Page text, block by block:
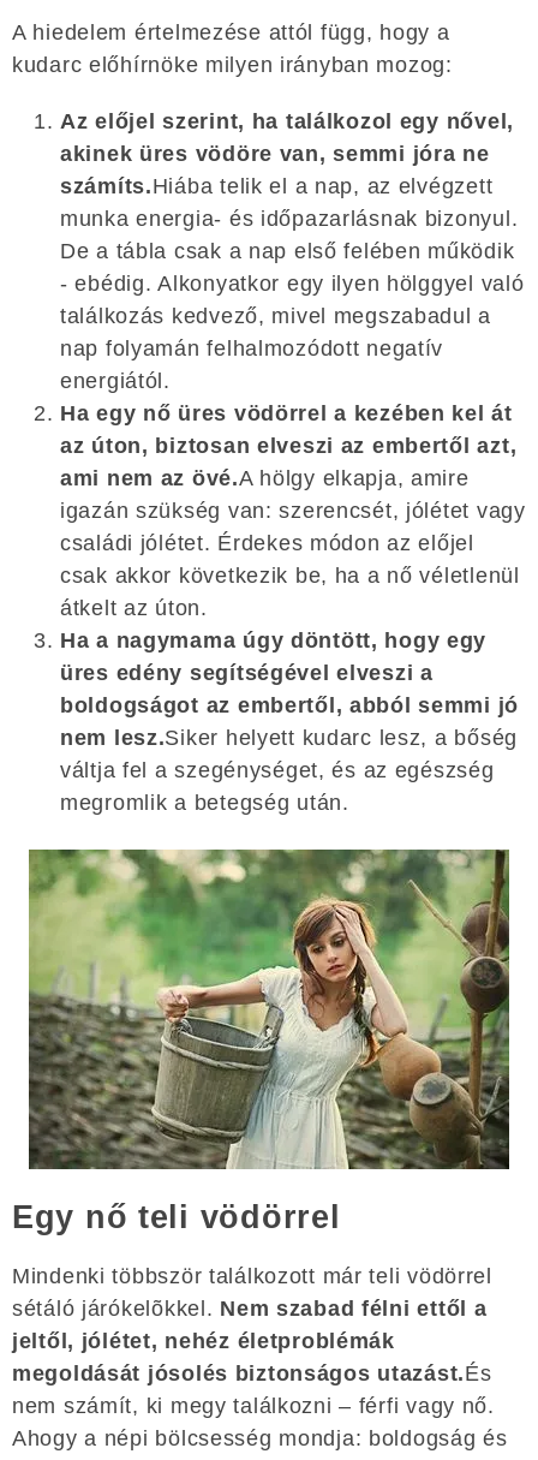
A hiedelem értelmezése attól függ, hogy a
kudarc előhírnöke milyen irányban mozog:
Az előjel szerint, ha találkozol egy nővel,
akinek üres vödöre van, semmi jóra ne
számíts.Hiába telik el a nap, az elvégzett
munka energia- és időpazarlásnak bizonyul.
De a tábla csak a nap első felében működik
- ebédig. Alkonyatkor egy ilyen hölggyel való
találkozás kedvező, mivel megszabadul a
nap folyamán felhalmozódott negatív
energiától.
Ha egy nő üres vödörrel a kezében kel át
az úton, biztosan elveszi az embertől azt,
ami nem az övé.A hölgy elkapja, amire
igazán szükség van: szerencsét, jólétet vagy
családi jólétet. Érdekes módon az előjel
csak akkor következik be, ha a nő véletlenül
átkelt az úton.
Ha a nagymama úgy döntött, hogy egy
üres edény segítségével elveszi a
boldogságot az embertől, abból semmi jó
nem lesz.Siker helyett kudarc lesz, a bőség
váltja fel a szegénységet, és az egészség
megromlik a betegség után.
Egy nő teli vödörrel
Mindenki többször találkozott már teli vödörrel
sétáló járókelõkkel. Nem szabad félni ettől a
jeltől, jólétet, nehéz életproblémák
megoldását jósolés biztonságos utazást.És
nem számít, ki megy találkozni – férfi vagy nő.
Ahogy a népi bölcsesség mondja: boldogság és